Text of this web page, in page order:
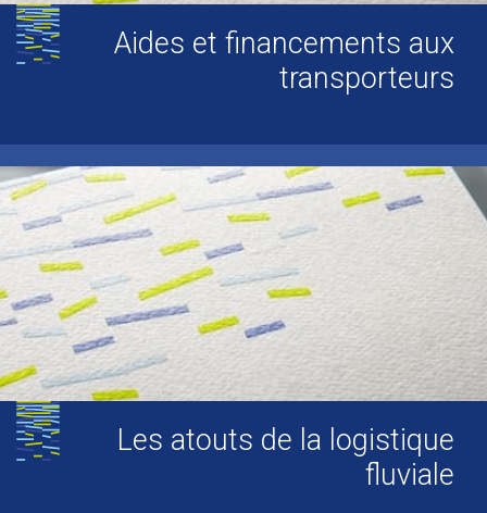
Aides et financements aux
transporteurs
Les atouts de la logistique
fluviale